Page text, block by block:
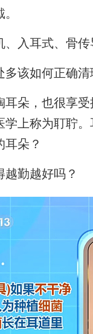
耳式、骨传
多该如何正确清
，也很享受
学上称为耵聍
耳朵？
越勤越好吗？